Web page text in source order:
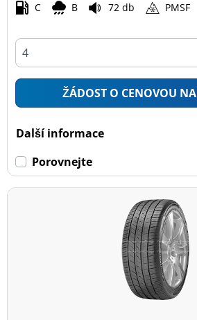
C B 72 db PMSF
ŽÁDOST O CENOVOU
Další informace
Porovnejte